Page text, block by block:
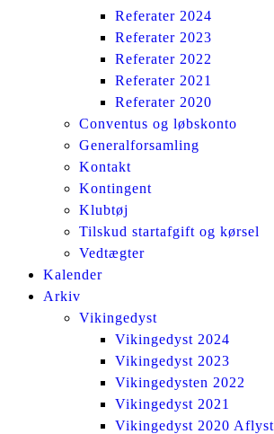
Referater 2024
Referater 2023
Referater 2022
Referater 2021
Referater 2020
Conventus og løbskonto
Generalforsamling
Kontakt
Kontingent
Klubtøj
Tilskud startafgift og kørsel
Vedtægter
Kalender
Arkiv
Vikingedyst
Vikingedyst 2024
Vikingedyst 2023
Vikingedysten 2022
Vikingedyst 2021
Vikingedyst 2020 Aflyst